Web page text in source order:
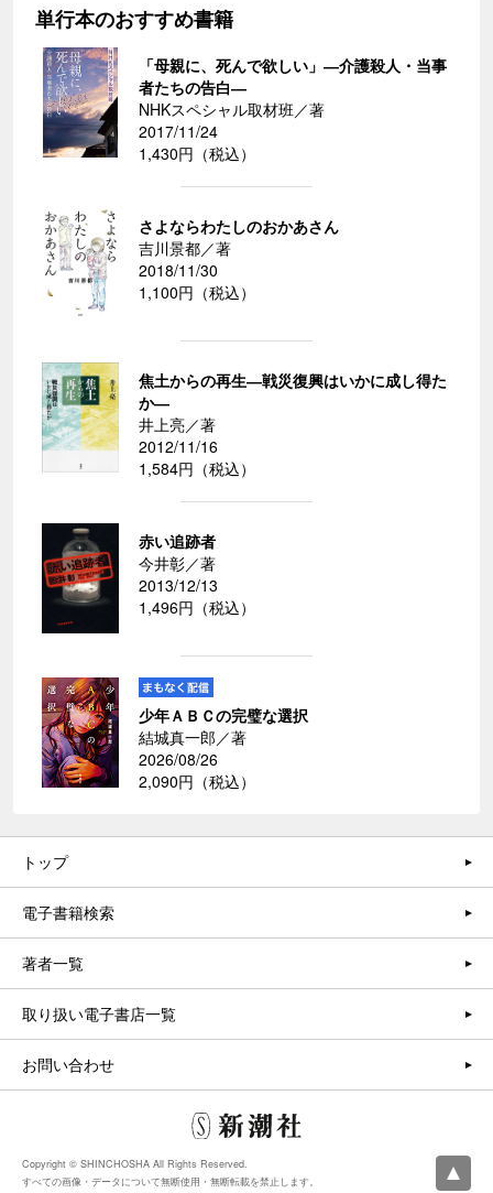
単行本のおすすめ書籍
「母親に、死んで欲しい」―介護殺人・当事
者たちの告白―
NHKスペシャル取材班／著
2017/11/24
1,430円（税込）
さよならわたしのおかあさん
吉川景都／著
2018/11/30
1,100円（税込）
焦土からの再生―戦災復興はいかに成し得た
か―
井上亮／著
2012/11/16
1,584円（税込）
赤い追跡者
今井彰／著
2013/12/13
1,496円（税込）
少年ＡＢＣの完璧な選択
結城真一郎／著
2026/08/26
2,090円（税込）
トップ
電子書籍検索
著者一覧
取り扱い電子書店一覧
お問い合わせ
Copyright © SHINCHOSHA All Rights Reserved.
すべての画像・データについて無断使用・無断転載を禁止します。